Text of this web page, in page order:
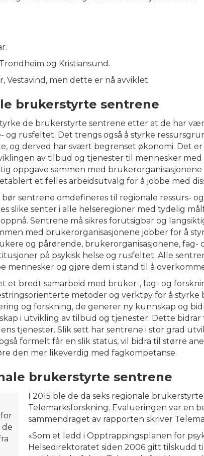
og Kristiansund.
Vestavind, men dette er nå avviklet.
brukerstyrte sentrene
de brukerstyrte sentrene etter at de har
og rusfeltet. Det trengs også å styrke
og derved har svært begrenset økonomi. Det
av tilbud og tjenester til mennesker
oppgave sammen med
et felles arbeidsutvalg for å jobbe med
sentrene omdefineres til regionale ressurs-
slike senter i alle helseregioner med tydelig
Sentrene må sikres forutsigbar og
med brukerorganisasjonene jobber for å
og pårørende, brukerorganisasjonene, fag-
på psykisk helse og rusfeltet. Alle
mennesker og gjøre dem i stand til å
et bredt samarbeid med bruker-, fag- og
metoder og verktøy for å styrke
og forskning, de generer ny kunnskap og
i utvikling av tilbud og tjenester. Dette
tjenester. Slik sett har sentrene i stor grad
formelt får en slik status, vil bidra til større
den mer likeverdig med fagkompetanse.
brukerstyrte sentrene
I 2015 ble de da seks regionale
Telemarksforskning. Evalueringen var en
sammendraget av rapporten skriver
«Som et ledd i Opptrappingsplanen for
Helsedirektoratet siden 2006 gitt tilskudd